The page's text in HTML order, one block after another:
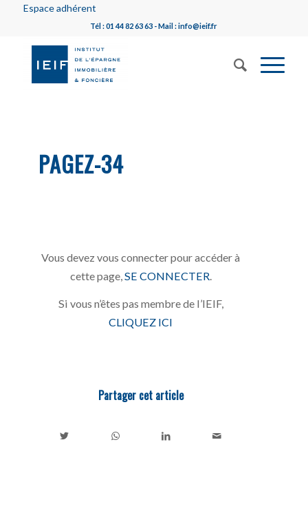
Espace adhérent
Tél : 01 44 82 63 63 - Mail : info@ieif.fr
PAGEZ-34
Vous devez vous connecter pour accéder à
cette page, SE CONNECTER
Si vous n’êtes pas membre de l’IEIF,
CLIQUEZ ICI
Partager cet article